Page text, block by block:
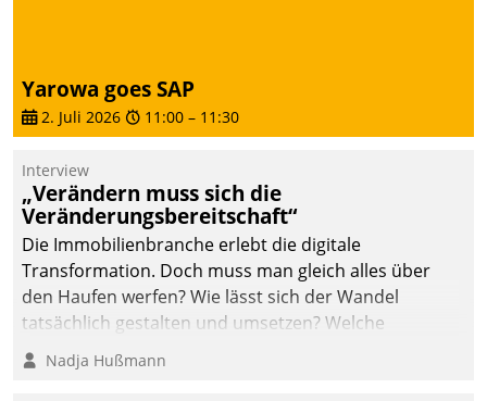
Mietenden zügiger und
effizienter zu bearbeiten.
Yarowa goes SAP
2. Juli 2026 11:00 – 11:30
Interview
„Verändern muss sich die
Veränderungsbereitschaft“
Die Immobilienbranche erlebt die digitale
Transformation. Doch muss man gleich alles über
den Haufen werfen? Wie lässt sich der Wandel
tatsächlich gestalten und umsetzen? Welche
Argumente zählen wirklich?
Nadja Hußmann